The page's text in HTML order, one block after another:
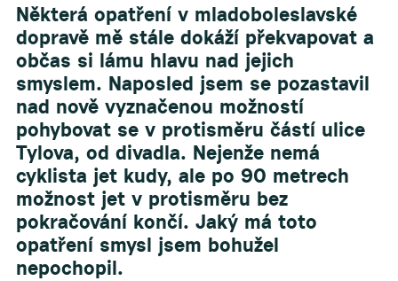
Některá opatření v mladoboleslavské
dopravě mě stále dokáží překvapovat a
občas si lámu hlavu nad jejich
smyslem. Naposled jsem se pozastavil
nad nově vyznačenou možností
pohybovat se v protisměru částí ulice
Tylova, od divadla. Nejenže nemá
cyklista jet kudy, ale po 90 metrech
možnost jet v protisměru bez
pokračování končí. Jaký má toto
opatření smysl jsem bohužel
nepochopil.